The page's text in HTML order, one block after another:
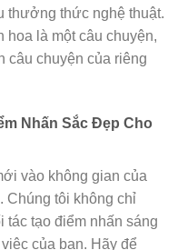
thưởng thức nghệ thuật.
hoa là một câu chuyện,
câu chuyện của riêng
Nhấn Sắc Đẹp Cho
vào không gian của
Chúng tôi không chỉ
tác tạo điểm nhấn sáng
của bạn. Hãy để